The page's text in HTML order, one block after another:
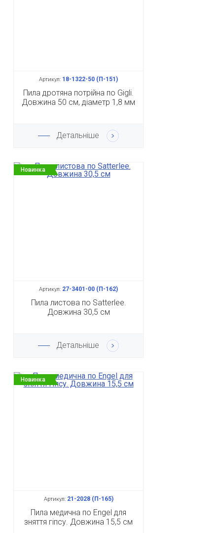
Артикул: 18-1322-50 (П-151)
Пила дротяна потрійна по Gigli.
Довжина 50 см, діаметр 1,8 мм
Детальніше
Новинка
Артикул: 27-3401-00 (П-162)
Пила листова по Satterlee.
Довжина 30,5 см
Детальніше
Новинка
Артикул:21-2028 (П-165)
Пила медична по Engel для
зняття гіпсу. Довжина 15,5 см